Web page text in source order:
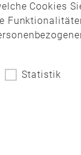
Cookies
Statistik